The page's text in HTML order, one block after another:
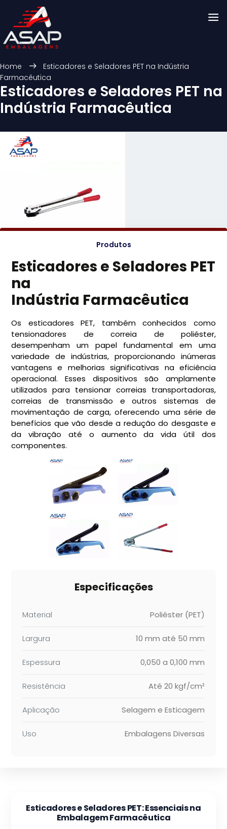
Home
Esticadores e Seladores PET na Indústria
Farmacêutica
Esticadores e Seladores PET na
Indústria Farmacêutica
Produtos
Esticadores e Seladores PET
na
Indústria Farmacêutica
Os esticadores PET, também conhecidos como
tensionadores de correia de poliéster,
desempenham um papel fundamental em uma
variedade de indústrias, proporcionando inúmeras
vantagens e melhorias significativas na eficiência
operacional. Esses dispositivos são amplamente
utilizados para tensionar correias transportadoras,
correias de transmissão e outros sistemas de
movimentação de carga, oferecendo uma série de
benefícios que vão desde a redução do desgaste e
da vibração até o aumento da vida útil dos
componentes.
Especificações
Material Poliéster (PET)
Largura 10 mm até 50 mm
Espessura 0,050 a 0,100 mm
Resistência Até 20 kgf/cm²
Aplicação Selagem e Esticagem
Uso Embalagens Diversas
Esticadores e Seladores PET: Essenciais na
Embalagem Farmacêutica